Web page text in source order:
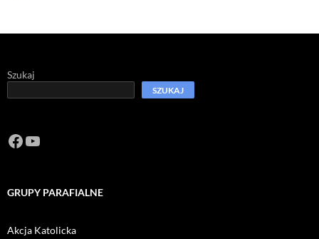
Szukaj
SZUKAJ
Facebook
https://www.youtube.com/channel/
GRUPY PARAFIALNE
Akcja Katolicka